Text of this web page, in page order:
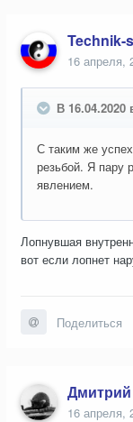
Technik-
16 апреля,
В 16.04.2020
С таким же
резьбой. Я пару
явлением.
Лопнувшая
вот если лопнет
Поделиться
Дмитрий
16 апреля,